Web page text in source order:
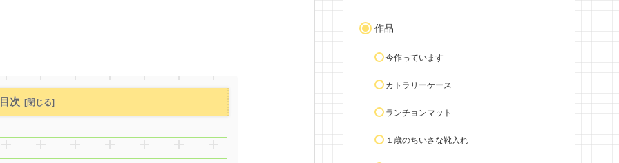
次
作品
今作っています
カトラリーケース
ランチョンマット
１歳のちいさな靴入れ